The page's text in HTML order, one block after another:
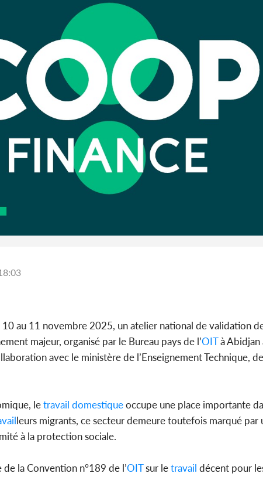
au 11 novembre 2025, un atelier national de validation
majeur, organisé par le Bureau pays de l’OITà Abidjan
avec le ministère de l’Enseignement Technique,
letravail domestiqueoccupe une place importante
leurs migrants, ce secteur demeure toutefois marqué
à la protection sociale.
la Convention n°189 de l’OITsur letravail décent pour